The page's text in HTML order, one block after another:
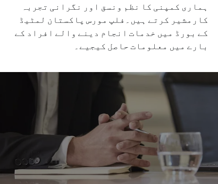
ہماری کمپنی کا نظم ونسق اور نگرانی تجربہ
کارمشیر کرتے ہیں۔فلپ مورس پاکستان لمٹیڈ
کے بورڈ میں خدمات انجام دینے والے افراد کے
بارے میں معلومات حاصل کیجیے۔